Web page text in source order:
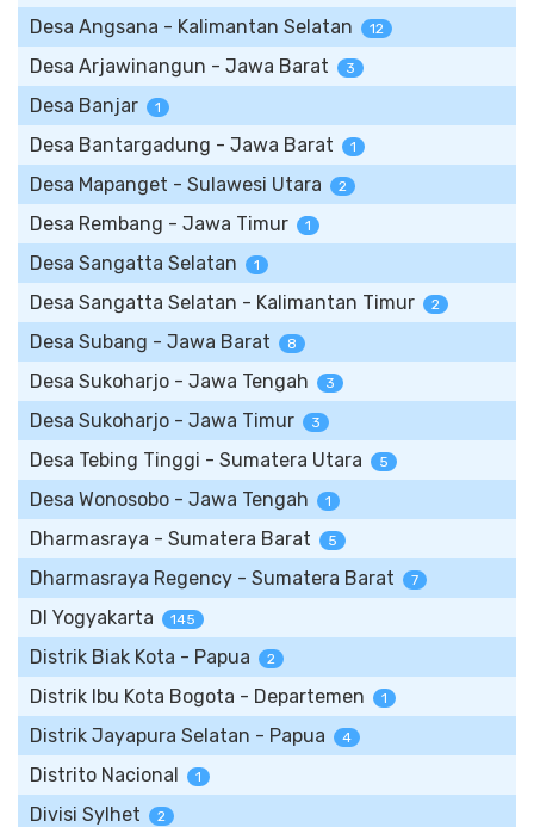
Desa Angsana - Kalimantan Selatan 12
Desa Arjawinangun - Jawa Barat 3
Desa Banjar 1
Desa Bantargadung - Jawa Barat 1
Desa Mapanget - Sulawesi Utara 2
Desa Rembang - Jawa Timur 1
Desa Sangatta Selatan 1
Desa Sangatta Selatan - Kalimantan Timur 2
Desa Subang - Jawa Barat 8
Desa Sukoharjo - Jawa Tengah 3
Desa Sukoharjo - Jawa Timur 3
Desa Tebing Tinggi - Sumatera Utara 5
Desa Wonosobo - Jawa Tengah 1
Dharmasraya - Sumatera Barat 5
Dharmasraya Regency - Sumatera Barat 7
DI Yogyakarta 145
Distrik Biak Kota - Papua 2
Distrik Ibu Kota Bogota - Departemen 1
Distrik Jayapura Selatan - Papua 4
Distrito Nacional 1
Divisi Sylhet 2